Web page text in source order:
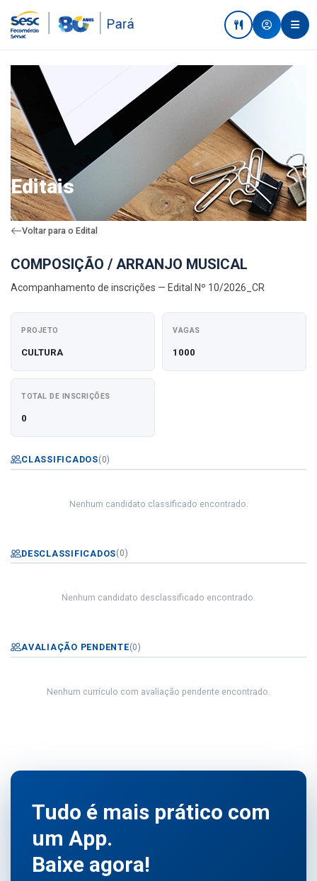
Editais
Voltar para o Edital
COMPOSIÇÃO / ARRANJO MUSICAL
Acompanhamento de inscrições — Edital Nº 10/2026_CR
PROJETO
CULTURA
VAGAS
1000
TOTAL DE INSCRIÇÕES
0
CLASSIFICADOS(0)
Nenhum candidato classificado encontrado.
DESCLASSIFICADOS(0)
Nenhum candidato desclassificado encontrado.
AVALIAÇÃO PENDENTE(0)
Nenhum currículo com avaliação pendente encontrado.
Tudo é mais prático com
um App.
Baixe agora!